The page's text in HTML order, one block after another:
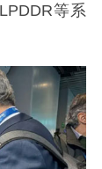
等系